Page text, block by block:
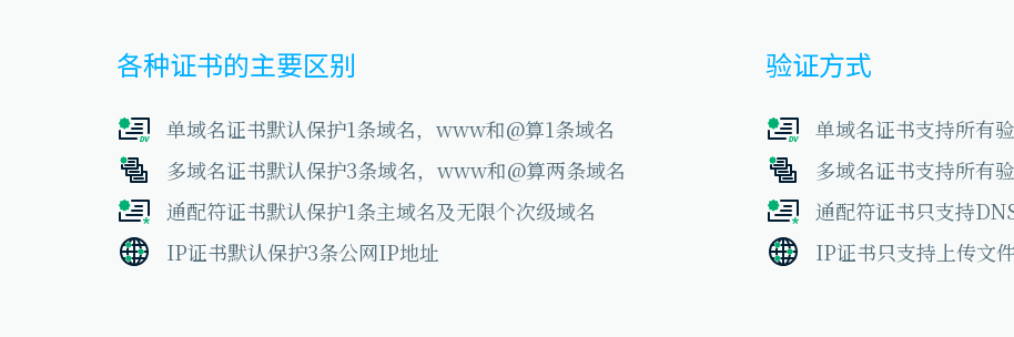
各种证书的主要区别
单域名证书默认保护1条域名，www和@算1条域名
多域名证书默认保护3条域名，www和@算两条域名
通配符证书默认保护1条主域名及无限个次级域名
IP证书默认保护3条公网IP地址
验证方式
单域名证书支持所有
多域名证书支持所有
通配符证书只支持
IP证书只支持上传文